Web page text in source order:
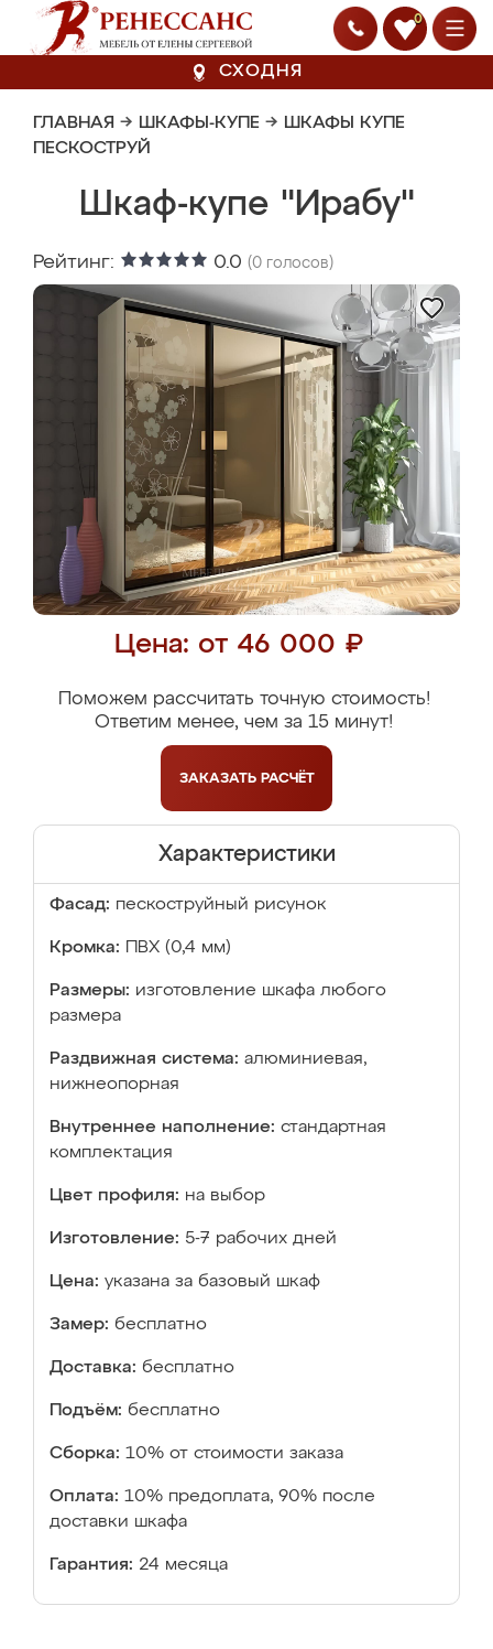
0
СХОДНЯ
ГЛАВНАЯ → ШКАФЫ-КУПЕ → ШКАФЫ КУПЕ
ПЕСКОСТРУЙ
Шкаф-купе "Ирабу"
Рейтинг: 0.0 (0 голосов)
Цена: от 46 000 ₽
Поможем рассчитать точную стоимость!
Ответим менее, чем за 15 минут!
ЗАКАЗАТЬ РАСЧЁТ
Характеристики
Фасад: пескоструйный рисунок
Кромка: ПВХ (0,4 мм)
Размеры: изготовление шкафа любого
размера
Раздвижная система: алюминиевая,
нижнеопорная
Внутреннее наполнение: стандартная
комплектация
Цвет профиля: на выбор
Изготовление: 5-7 рабочих дней
Цена: указана за базовый шкаф
Замер: бесплатно
Доставка: бесплатно
Подъём: бесплатно
Сборка: 10% от стоимости заказа
Оплата: 10% предоплата, 90% после
доставки шкафа
Гарантия: 24 месяца